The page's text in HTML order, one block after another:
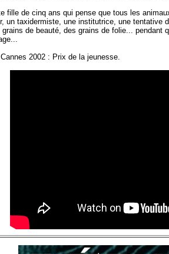
fille de cinq ans qui pense que tous les
un taxidermiste, une institutrice, une
de beauté, des grains de folie...
2002 : Prix de la jeunesse.